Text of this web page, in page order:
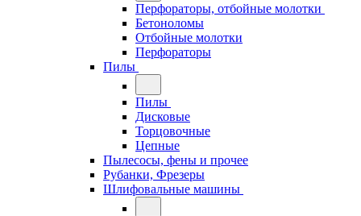
Перфораторы, отбойные молотки
Бетоноломы
Отбойные молотки
Перфораторы
Пилы
Пилы
Дисковые
Торцовочные
Цепные
Пылесосы, фены и прочее
Рубанки, Фрезеры
Шлифовальные машины